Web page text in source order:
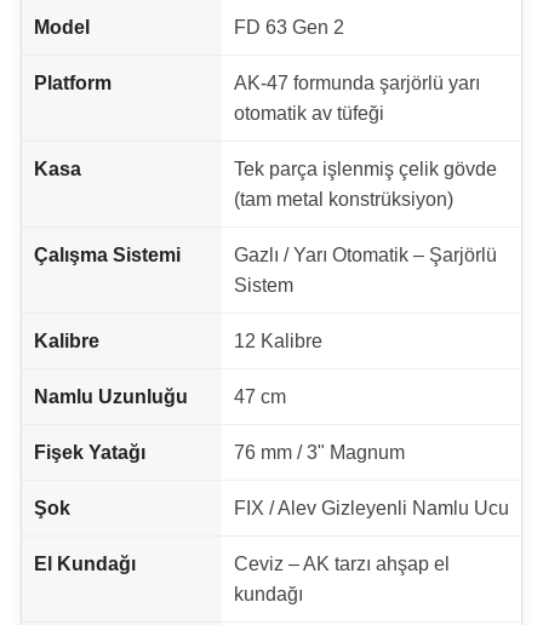
Model FD 63 Gen 2
Platform
AK-47 formunda şarjörlü yarı
otomatik av tüfeği
Kasa
Tek parça işlenmiş çelik gövde
(tam metal konstrüksiyon)
Çalışma Sistemi
Gazlı / Yarı Otomatik – Şarjörlü
Sistem
Kalibre 12 Kalibre
Namlu Uzunluğu 47 cm
Fişek Yatağı 76 mm / 3" Magnum
Şok FIX / Alev Gizleyenli Namlu Ucu
El Kundağı
Ceviz – AK tarzı ahşap el
kundağı